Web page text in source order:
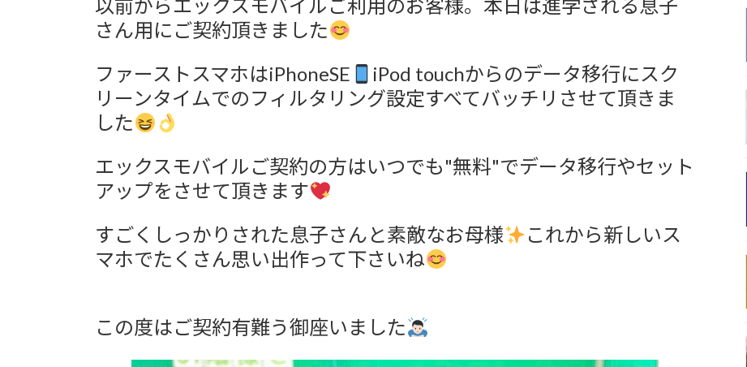
新
日
時
以前からエックスモバイルご利用のお客様。本日は進学される息子
さん用にご契約頂きました
ファーストスマホはiPhoneSE
iPod touchからのデータ移行にスク
リーンタイムでのフィルタリング設定すべてバッチリさせて頂きま
した
エックスモバイルご契約の方はいつでも"無料"でデータ移行やセット
アップをさせて頂きます
すごくしっかりされた息子さんと素敵なお母様
これから新しいス
マホでたくさん思い出作って下さいね
この度はご契約有難う御座いました